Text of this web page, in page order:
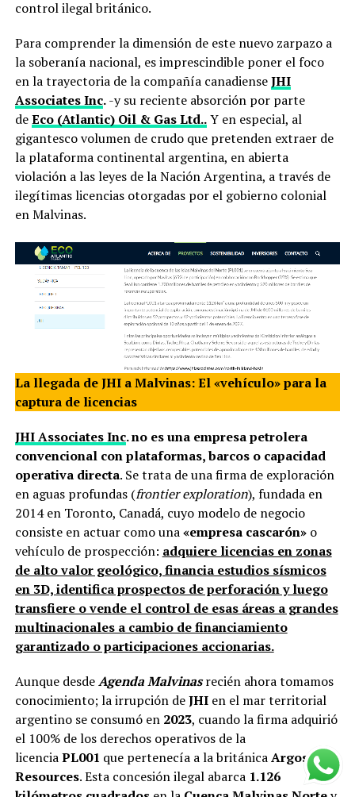
control ilegal británico.
Para comprender la dimensión de este nuevo zarpazo a
la soberanía nacional, es imprescindible poner el foco
en la trayectoria de la compañía canadienseJHI
Associates Inc.-y su reciente absorción por parte
deEco (Atlantic) Oil & Gas Ltd..Y en especial, al
gigantesco volumen de crudo que pretenden extraer de
la plataforma continental argentina, en abierta
violación a las leyes de la Nación Argentina, a través de
ilegítimas licencias otorgadas por el gobierno colonial
en Malvinas.
La llegada de JHI a Malvinas: El «vehículo» para la
captura de licencias
JHI Associates Inc. no es una empresa petrolera
convencional con plataformas, barcos o capacidad
operativa directa. Se trata de una firma de exploración
en aguas profundas (frontier exploration), fundada en
2014 en Toronto, Canadá, cuyo modelo de negocio
consiste en actuar como una«empresa cascarón»o
vehículo de prospección: adquiere licencias en zonas
de alto valor geológico, financia estudios sísmicos
en 3D, identifica prospectos de perforación y luego
transfiere o vende el control de esas áreas a grandes
multinacionales a cambio de financiamiento
garantizado o participaciones accionarias.
Aunque desdeAgenda Malvinasrecién ahora tomamos
conocimiento; la irrupción deJHI en el mar territorial
argentino se consumó en 2023, cuando la firma adquirió
el 100% de los derechos operativos de la
licenciaPL001 que pertenecía a la británicaArgos
Resources. Esta concesión ilegal abarca 1.126